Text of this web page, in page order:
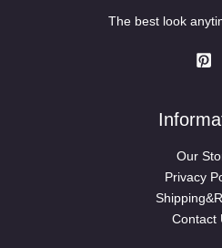
The best look
Our
Privacy
Contact